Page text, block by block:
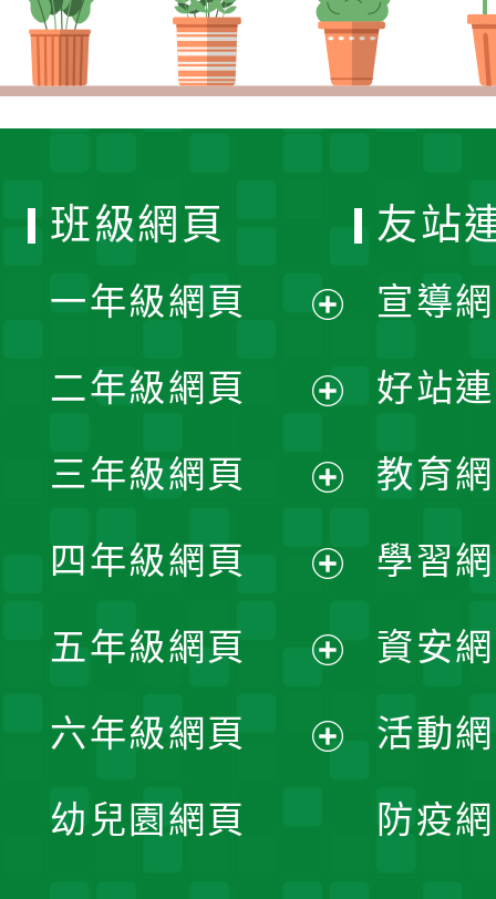
班級網頁
一年級網頁
開
選
單
二年級網頁
開
選
單
三年級網頁
開
選
單
四年級網頁
開
選
五年級網頁
開
六年級網頁
幼兒園網頁
友站
宣導
好站
教育
學習
資安
活動
防疫